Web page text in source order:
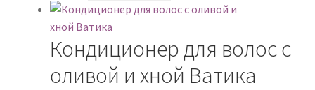
Кондиционер для волос с
оливой и хной Ватика